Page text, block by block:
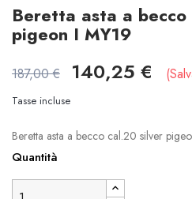
Beretta asta a
pigeon I MY19
187,00 € 140,25 €
Tasse incluse
Beretta asta a becco cal.20 silver
Quantità